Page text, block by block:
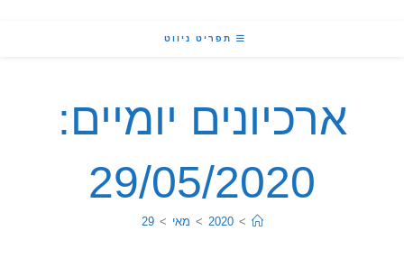
תפריט ניווט
ארכיונים יומיים:
29/05/2020
2020
> מאי >
29